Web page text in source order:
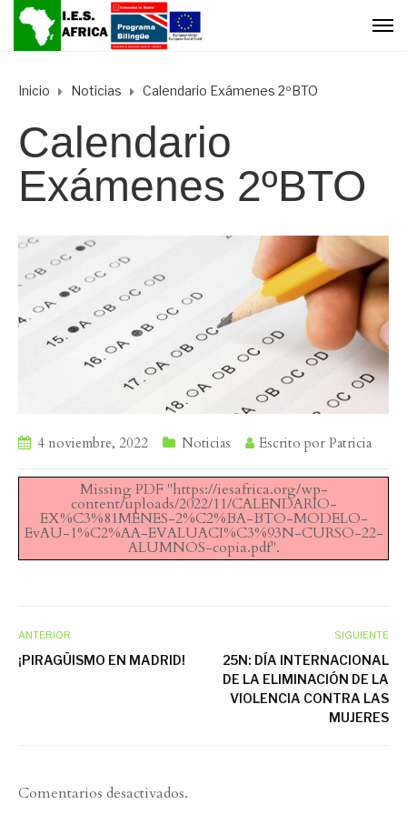
Inicio Noticias Calendario Exámenes 2ºBTO
Calendario
Exámenes 2ºBTO
4 noviembre, 2022 Noticias Escrito por Patricia
Missing PDF "https://iesafrica.org/wp-
content/uploads/2022/11/CALENDARIO-
EX%C3%81MENES-2%C2%BA-BTO-MODELO-
EvAU-1%C2%AA-EVALUACI%C3%93N-CURSO-22-
ALUMNOS-copia.pdf".
ANTERIOR
¡PIRAGÜISMO EN MADRID!
SIGUIENTE
25N: DÍA INTERNACIONAL
DE LA ELIMINACIÓN DE LA
VIOLENCIA CONTRA LAS
MUJERES
Comentarios desactivados.